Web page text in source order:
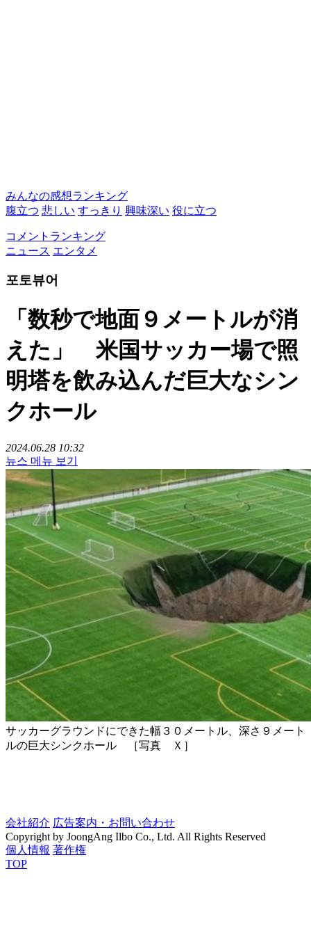
みんなの感想ランキング
腹立つ 悲しい すっきり 興味深い 役に立つ
コメントランキング
ニュース エンタメ
포토뷰어
「数秒で地面９メートルが消
えた」 米国サッカー場で照
明塔を飲み込んだ巨大なシン
クホール
2024.06.28 10:32
뉴스 메뉴 보기
サッカーグラウンドにできた幅３０メートル、深さ９メート
ルの巨大シンクホール ［写真 Ｘ］
会社紹介 広告案内・お問い合わせ
Copyright by JoongAng Ilbo Co., Ltd. All Rights Reserved
個人情報 著作権
TOP